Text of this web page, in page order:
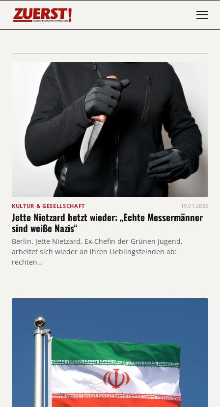
KULTUR & GESELLSCHAFT 19.01.2026
Jette Nietzard hetzt wieder: „Echte Messermänner
sind weiße Nazis“
Berlin. Jette Nietzard, Ex-Chefin der Grünen Jugend,
arbeitet sich wieder an ihren Lieblingsfeinden ab:
rechten…